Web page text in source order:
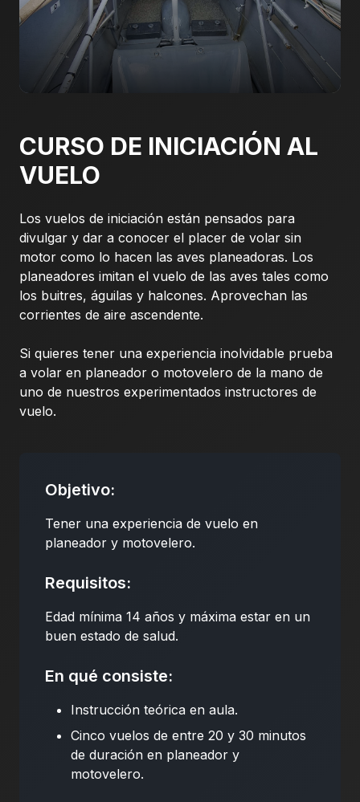
CURSO DE INICIACIÓN AL
VUELO
Los vuelos de iniciación están pensados para
divulgar y dar a conocer el placer de volar sin
motor como lo hacen las aves planeadoras. Los
planeadores imitan el vuelo de las aves tales como
los buitres, águilas y halcones. Aprovechan las
corrientes de aire ascendente.
Si quieres tener una experiencia inolvidable prueba
a volar en planeador o motovelero de la mano de
uno de nuestros experimentados instructores de
vuelo.
Objetivo:
Tener una experiencia de vuelo en
planeador y motovelero.
Requisitos:
Edad mínima 14 años y máxima estar en un
buen estado de salud.
En qué consiste:
Instrucción teórica en aula.
Cinco vuelos de entre 20 y 30 minutos
de duración en planeador y
motovelero.